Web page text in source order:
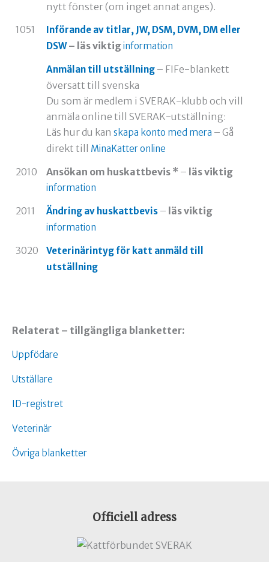
nytt fönster (om inget annat anges).
1051
Införande av titlar, JW, DSM, DVM, DM eller
DSW– läs viktiginformation
Anmälan till utställning – FIFe-blankett
översatt till svenska
Du som är medlem i SVERAK-klubb och vill
anmäla online till SVERAK-utställning:
Läs hur du kanskapa konto med mera – Gå
direkt till MinaKatter online
2010 Ansökan om huskattbevis * – läs viktig
information
2011 Ändring av huskattbevis – läs viktig
information
3020
Veterinärintyg för katt anmäld till
utställning
Relaterat – tillgängliga blanketter:
Uppfödare
Utställare
ID-registret
Veterinär
Övriga blanketter
Officiell adress